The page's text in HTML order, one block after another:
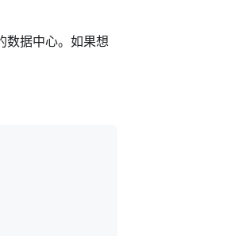
数据中心。如果想